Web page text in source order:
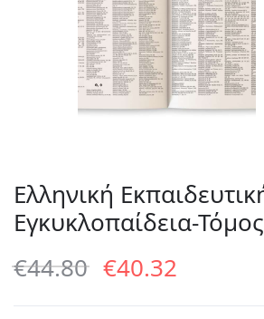
Ελληνική
Εγκυκλοπαίδεια-
€44.80 Original
€40.32